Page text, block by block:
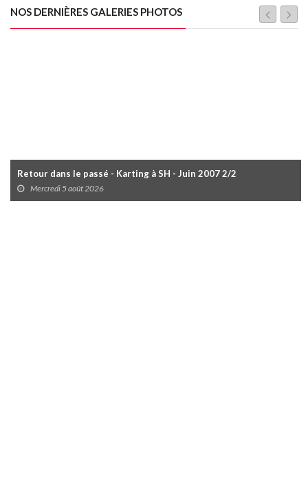
NOS DERNIÈRES GALERIES PHOTOS
Retour dans le passé - Karting à SH - Juin 2007 2/2
Mercredi 5 août 2026